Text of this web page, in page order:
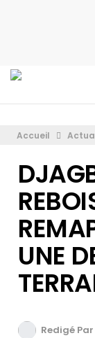
Accueil
UNE
Redigé Par